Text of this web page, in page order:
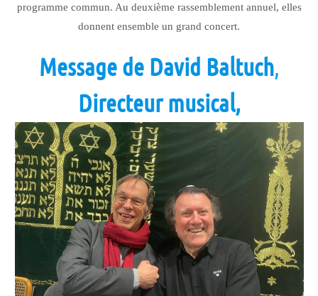
programme commun. Au deuxième rassemblement annuel, elles
donnent ensemble un grand concert.
Message de David Baltuch,
Directeur musical,